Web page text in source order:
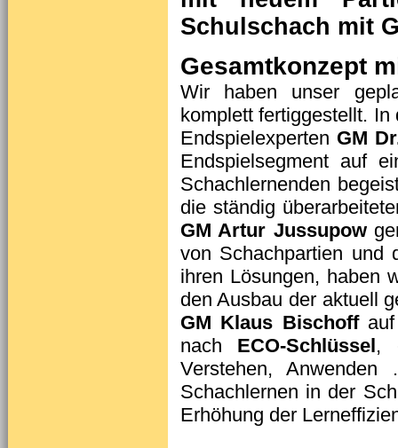
Schulschach mit
Gesamtkonzept
Wir haben unser
komplett fertiggestellt.
Endspielexperten GM
Endspielsegment auf
Schachlernenden
die ständig
GM Artur Jussupow
von Schachpartien und
ihren Lösungen, haben
den Ausbau der aktuell
GM Klaus Bischoffauf
nach ECO-Schlüssel,
Verstehen,
Schachlernen in der
Erhöhung der